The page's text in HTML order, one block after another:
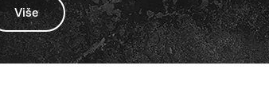
Više